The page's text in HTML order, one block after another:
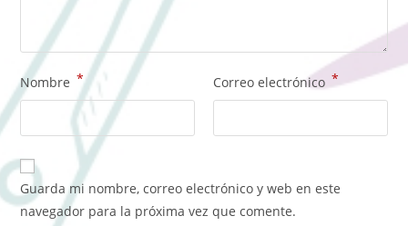
Nombre * Correo electrónico *
Guarda mi nombre, correo electrónico y web en este
navegador para la próxima vez que comente.